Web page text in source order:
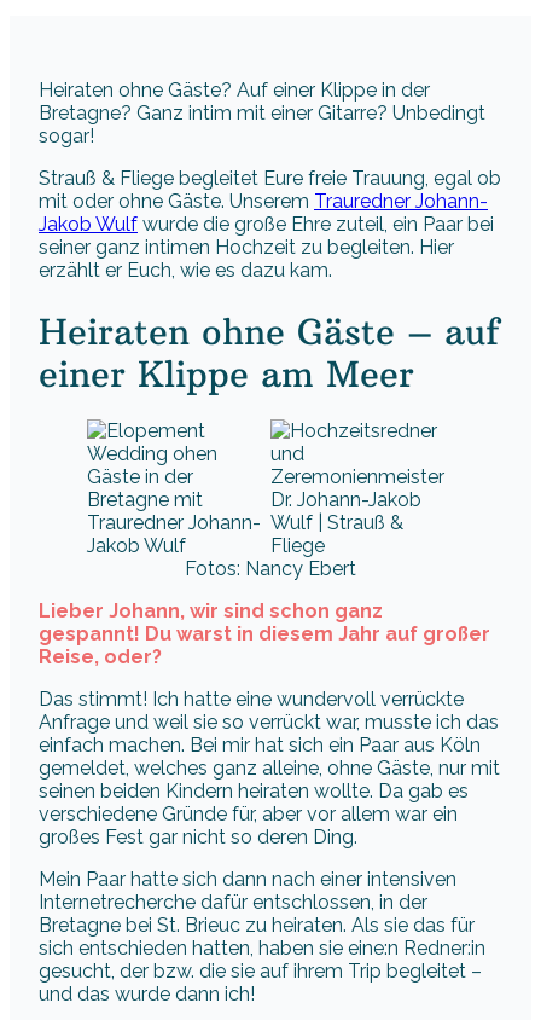
Heiraten ohne Gäste? Auf einer Klippe in der
Bretagne? Ganz intim mit einer Gitarre? Unbedingt
sogar!
Strauß & Fliege begleitet Eure freie Trauung, egal ob
mit oder ohne Gäste. Unserem Trauredner Johann-
Jakob Wulf wurde die große Ehre zuteil, ein Paar bei
seiner ganz intimen Hochzeit zu begleiten. Hier
erzählt er Euch, wie es dazu kam.
Heiraten ohne Gäste – auf
einer Klippe am Meer
Fotos: Nancy Ebert
Lieber Johann, wir sind schon ganz
gespannt! Du warst in diesem Jahr auf großer
Reise, oder?
Das stimmt! Ich hatte eine wundervoll verrückte
Anfrage und weil sie so verrückt war, musste ich das
einfach machen. Bei mir hat sich ein Paar aus Köln
gemeldet, welches ganz alleine, ohne Gäste, nur mit
seinen beiden Kindern heiraten wollte. Da gab es
verschiedene Gründe für, aber vor allem war ein
großes Fest gar nicht so deren Ding.
Mein Paar hatte sich dann nach einer intensiven
Internetrecherche dafür entschlossen, in der
Bretagne bei St. Brieuc zu heiraten. Als sie das für
sich entschieden hatten, haben sie eine:n Redner:in
gesucht, der bzw. die sie auf ihrem Trip begleitet –
und das wurde dann ich!